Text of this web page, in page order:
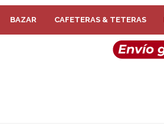
BAZAR CAFETERAS & TETERAS